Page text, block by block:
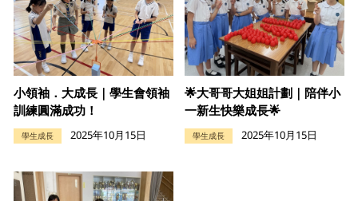
小領袖．大成長｜學生會領袖
訓練圓滿成功！
學生成長 2025年10月15日
🌟大哥哥大姐姐計劃｜陪伴小
一新生快樂成長🌟
學生成長 2025年10月15日